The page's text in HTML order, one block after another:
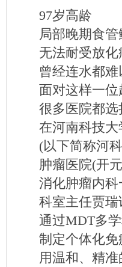
97岁高龄
局部晚期食管
无法耐受放化
曾经连水都难
面对这样一
很多医院都
在河南科技
(以下简称河
肿瘤医院(开
消化肿瘤内科
科室主任贾瑞
通过MDT多
制定个体化
用温和、精准